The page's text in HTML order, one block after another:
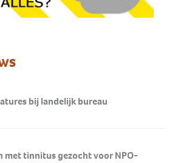
bij landelijk bureau
met tinnitus gezocht voor NPO-